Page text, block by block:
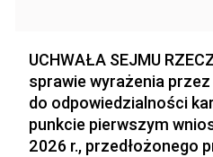
UCHWAŁA SEJMU
sprawie wyrażenia
do odpowiedzialności
punkcie pierwszym
2026 r., przedłożonego